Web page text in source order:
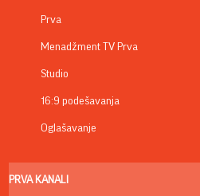
Prva
Menadžment TV Prva
Studio
16:9 podešavanja
Oglašavanje
PRVA KANALI